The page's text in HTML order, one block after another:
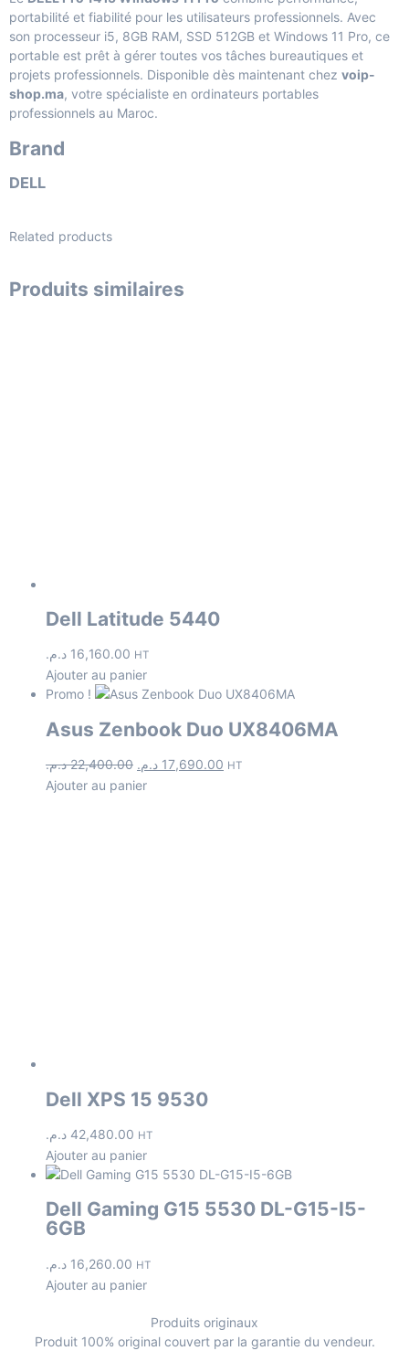
portabilité et fiabilité pour les utilisateurs professionnels. Avec
son processeur i5, 8GB RAM, SSD 512GB et Windows 11 Pro, ce
portable est prêt à gérer toutes vos tâches bureautiques et
projets professionnels. Disponible dès maintenant chez voip-
shop.ma, votre spécialiste en ordinateurs portables
professionnels au Maroc.
Brand
DELL
Related products
Produits similaires
Dell Latitude 5440
16,160.00 د.م. HT
Ajouter au panier
Promo !
Asus Zenbook Duo UX8406MA
22,400.00 د.م. 17,690.00 د.م. HT
Ajouter au panier
Dell XPS 15 9530
42,480.00 د.م. HT
Ajouter au panier
Dell Gaming G15 5530 DL-G15-I5-
6GB
16,260.00 د.م. HT
Ajouter au panier
Produits originaux
Produit 100% original couvert par la garantie du vendeur.